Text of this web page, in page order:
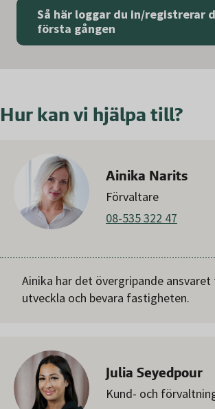
Så här loggar du in/registrerar
första gången
Hur kan vi hjälpa till?
Ainika Narits
Förvaltare
08-535 322 47
Ainika har det övergripande
utveckla och bevara fastigheten.
Julia Seyedpour
Kund- och